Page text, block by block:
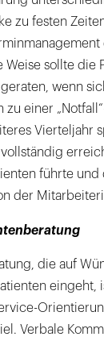
zu festen
Weise sollte die
wenn
einer
Vierteljahr
vollständig
führte und
der
die auf
eingeht,
Verbale